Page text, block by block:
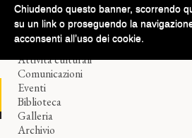
Home
Il Filologico
Corsi di lingue
Attività culturali
Comunicazioni
Eventi
Biblioteca
Galleria
Archivio
Chiudendo questo banner, scorrendo
su un link o proseguendo la
acconsenti all’uso dei cookie.